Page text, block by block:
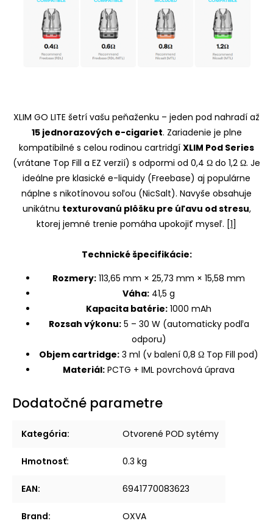
XLIM GO LITE šetrí vašu peňaženku – jeden pod nahradí až
15 jednorazových e-cigariet. Zariadenie je plne
kompatibilné s celou rodinou cartridgí XLIM Pod Series
(vrátane Top Fill a EZ verzií) s odpormi od 0,4 Ω do 1,2 Ω. Je
ideálne pre klasické e-liquidy (Freebase) aj populárne
náplne s nikotínovou soľou (NicSalt). Navyše obsahuje
unikátnu texturovanú plôšku pre úľavu od stresu,
ktorej jemné trenie pomáha upokojiť myseľ. [1]
Technické špecifikácie:
Rozmery: 113,65 mm × 25,73 mm × 15,58 mm
Váha: 41,5 g
Kapacita batérie: 1000 mAh
Rozsah výkonu:5 – 30 W (automaticky podľa
odporu)
Objem cartridge: 3 ml (v balení 0,8 Ω Top Fill pod)
Materiál: PCTG + IML povrchová úprava
Dodatočné parametre
Kategória: Otvorené POD sytémy
Hmotnosť: 0.3 kg
EAN: 6941770083623
Brand: OXVA